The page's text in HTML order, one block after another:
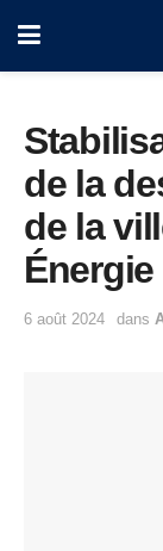
de la
de la
promet
6 août 2024 dans